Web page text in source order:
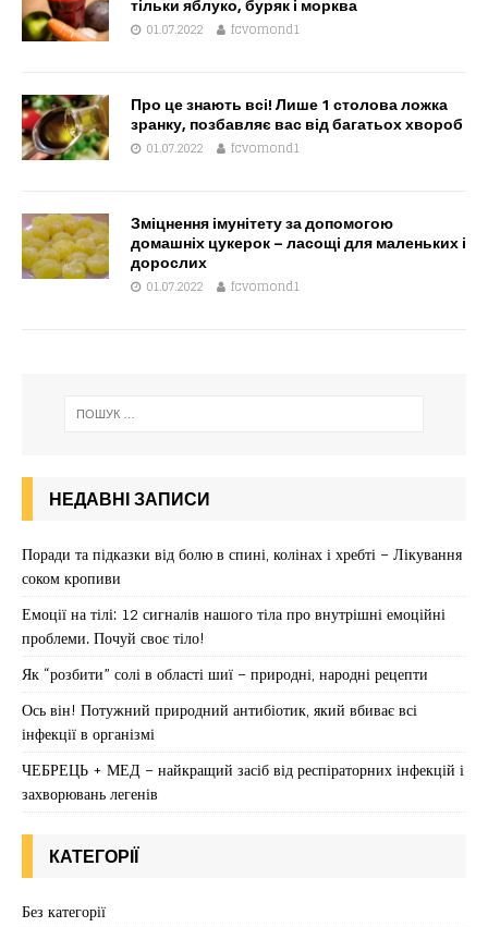
тільки яблуко, буряк і морква
01.07.2022 fcvomond1
Про це знають всі! Лише 1 столова ложка
зранку, позбавляє вас від багатьох хвороб
01.07.2022 fcvomond1
Зміцнення імунітету за допомогою
домашніх цукерок – ласощі для маленьких і
дорослих
01.07.2022 fcvomond1
НЕДАВНІ ЗАПИСИ
Поради та підказки від болю в спині, колінах і хребті – Лікування
соком кропиви
Емоції на тілі: 12 сигналів нашого тіла про внутрішні емоційні
проблеми. Почуй своє тіло!
Як “розбити” солі в області шиї – природні, народні рецепти
Ось він! Потужний природний антибіотик, який вбиває всі
інфекції в організмі
ЧЕБРЕЦЬ + МЕД – найкращий засіб від респіраторних інфекцій і
захворювань легенів
КАТЕГОРІЇ
Без категорії